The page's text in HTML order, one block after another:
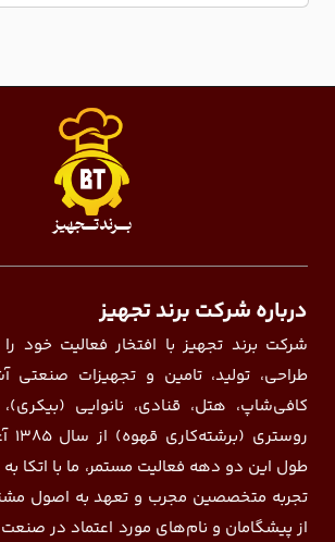
درباره شرکت برند تجهیز
شرکت برند تجهیز با افتخار فعالیت خود
طراحی، تولید، تامین و تجهیزات صنعتی
کافی‌شاپ، هتل، قنادی، نانوایی
طول این دو دهه فعالیت مستمر، ما با اتکا
تجربه متخصصین مجرب و تعهد به اصول
از پیشگامان و نام‌های مورد اعتماد در صنعت